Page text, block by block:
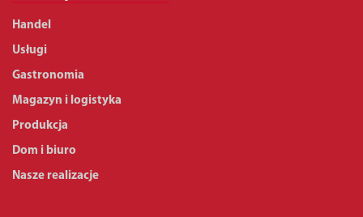
Handel
Usługi
Gastronomia
Magazyn i logistyka
Produkcja
Dom i biuro
Nasze realizacje